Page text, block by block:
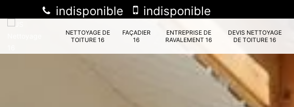
indisponible indisponible
NETTOYAGE DE
TOITURE 16
FAÇADIER
16
ENTREPRISE DE
RAVALEMENT 16
DEVIS NETTOYAGE
DE TOITURE 16